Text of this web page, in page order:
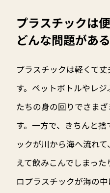
プラスチックは
どんな問題があ
プラスチックは軽くて
す。ペットボトルやレ
たちの身の回りでさま
す。一方で、きちんと
ックが川から海へ流れ
えて飲みこんでしまっ
ロプラスチックが海の